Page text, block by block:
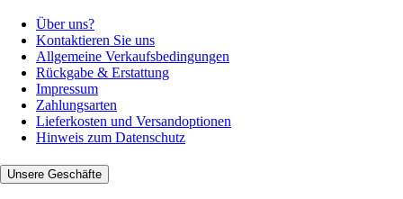
Über uns?
Kontaktieren Sie uns
Allgemeine Verkaufsbedingungen
Rückgabe & Erstattung
Impressum
Zahlungsarten
Lieferkosten und Versandoptionen
Hinweis zum Datenschutz
Unsere Geschäfte